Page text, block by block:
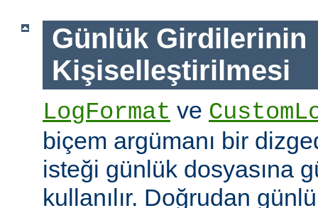
Günlük Girdilerinin
Kişiselleştirilmesi
LogFormat ve
biçem argümanı bir
isteği günlük dosyasına
kullanılır. Doğrudan